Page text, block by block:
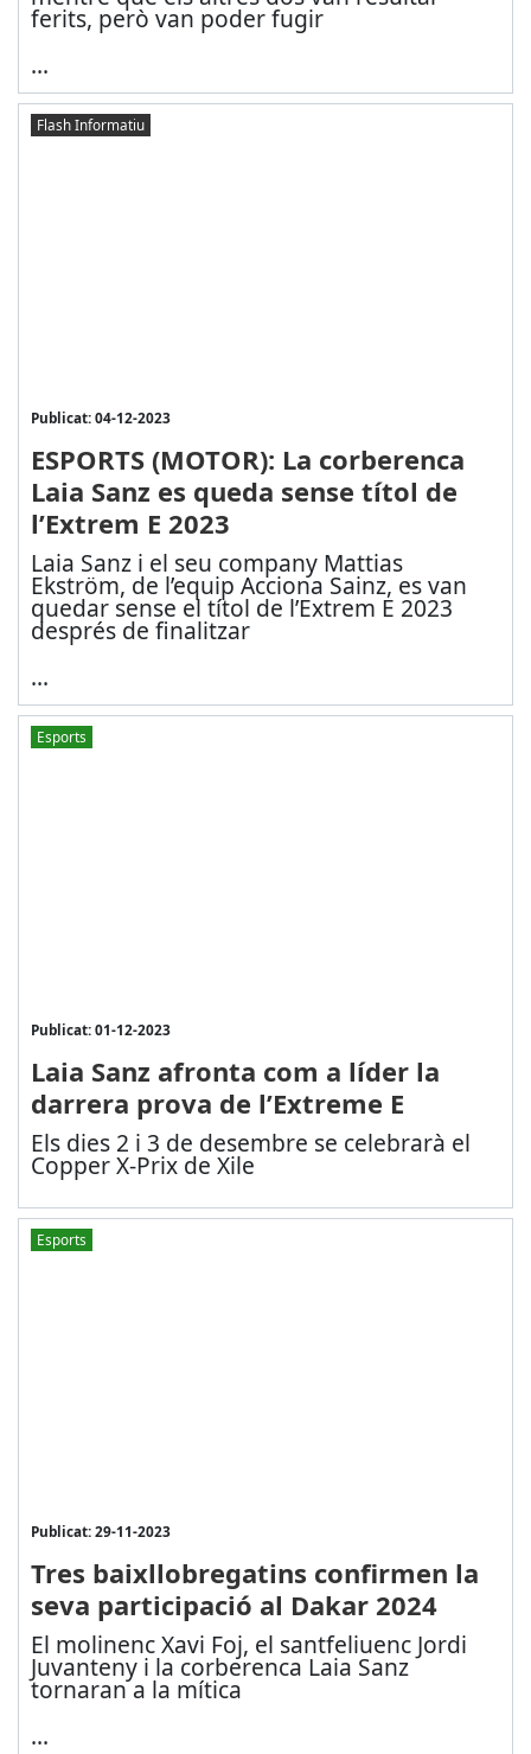
ferits, però van poder fugir
...
Flash Informatiu
Publicat: 04-12-2023
ESPORTS (MOTOR): La corberenca
Laia Sanz es queda sense títol de
l’Extrem E 2023
Laia Sanz i el seu company Mattias
Ekström, de l’equip Acciona Sainz, es van
quedar sense el títol de l’Extrem E 2023
després de finalitzar
...
Esports
Publicat: 01-12-2023
Laia Sanz afronta com a líder la
darrera prova de l’Extreme E
Els dies 2 i 3 de desembre se celebrarà el
Copper X-Prix de Xile
Esports
Publicat: 29-11-2023
Tres baixllobregatins confirmen la
seva participació al Dakar 2024
El molinenc Xavi Foj, el santfeliuenc Jordi
Juvanteny i la corberenca Laia Sanz
tornaran a la mítica
...